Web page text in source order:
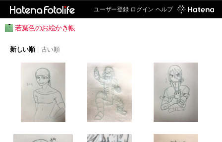
ユーザー登録 ログイン ヘルプ
若葉色のお絵かき帳
新しい順 | 古い順